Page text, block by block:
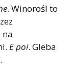
. Winorośl to
na
E poi. Gleba